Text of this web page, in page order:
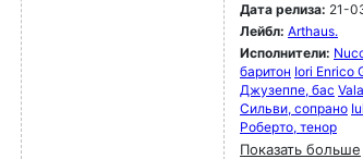
Дата релиза: 21-
Лейбл: Arthaus.
Исполнители:
баритон Iori Enrico
Джузеппе, бас
Сильви, сопрано
Роберто, тенор
Показать больше